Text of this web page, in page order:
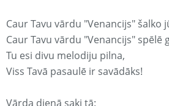
Caur Tavu vārdu "Venancijs" šalko
Caur Tavu vārdu "Venancijs" spēlē
Tu esi divu melodiju pilna,
Viss Tavā pasaulē ir savādāks!
Vārda dienā saki tā: